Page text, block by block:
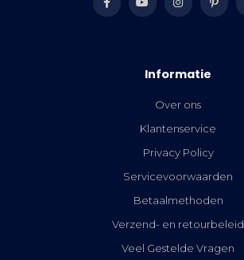
Informatie
Over ons
Klantenservice
Privacy Policy
Servicevoorwaarden
Betaalmethoden
Verzend- en retourbeleid
Veel Gestelde Vragen